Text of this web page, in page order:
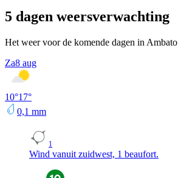
5 dagen weersverwachting
Het weer voor de komende dagen in Ambato
Za8 aug
10°17°
0,1 mm
1
Wind vanuit zuidwest, 1 beaufort.